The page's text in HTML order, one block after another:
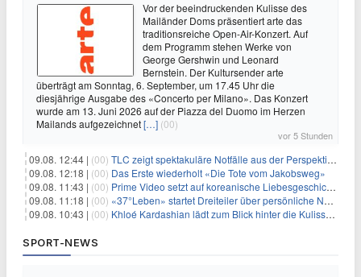
Vor der beeindruckenden Kulisse des
Mailänder Doms präsentiert arte das
traditionsreiche Open-Air-Konzert. Auf
dem Programm stehen Werke von
George Gershwin und Leonard
Bernstein. Der Kultursender arte
überträgt am Sonntag, 6. September, um 17.45 Uhr die
diesjährige Ausgabe des «Concerto per Milano». Das Konzert
wurde am 13. Juni 2026 auf der Piazza del Duomo im Herzen
Mailands aufgezeichnet[…] (00)
vor 5 Stunden
09.08. 12:44 | (00) TLC zeigt spektakuläre Notfälle aus der Perspektive der Patienten
09.08. 12:18 | (00) Das Erste wiederholt «Die Tote vom Jakobsweg»
09.08. 11:43 | (00) Prime Video setzt auf koreanische Liebesgeschichte
09.08. 11:18 | (00) «37°Leben» startet Dreiteiler über persönliche Neuanfänge
09.08. 10:43 | (00) Khloé Kardashian lädt zum Blick hinter die Kulissen ihres Freundeskreises
SPORT-NEWS